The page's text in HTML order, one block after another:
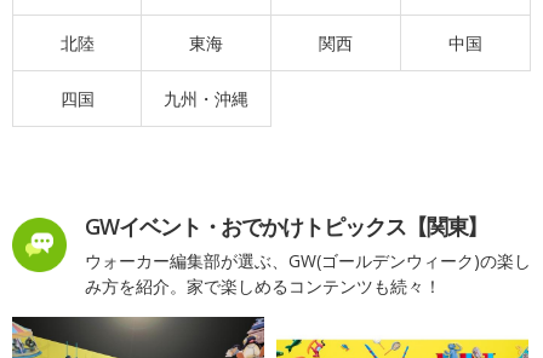
北陸 東海 関西 中国
四国 九州・沖縄
GWイベント・おでかけトピックス【関東】
ウォーカー編集部が選ぶ、GW(ゴールデンウィーク)の楽し
み方を紹介。家で楽しめるコンテンツも続々！